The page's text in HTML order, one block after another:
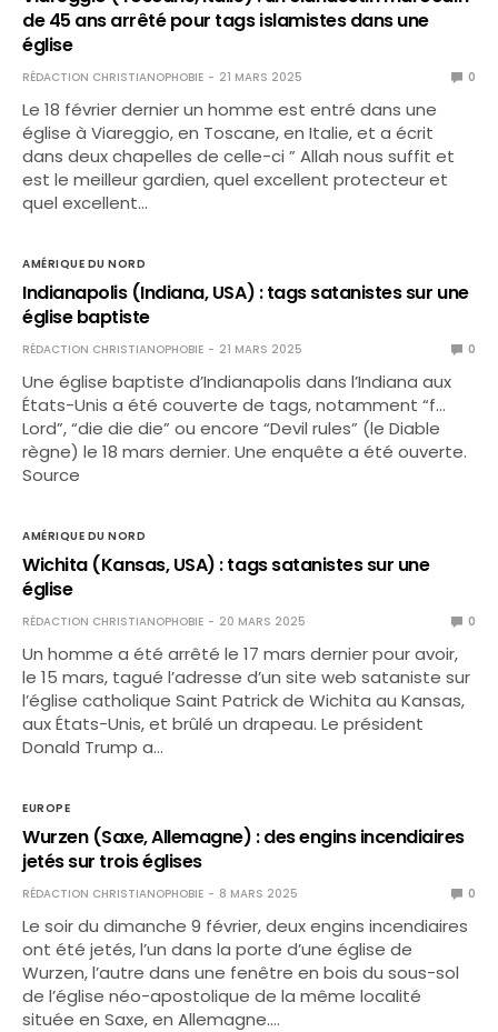
de 45 ans arrêté pour tags islamistes dans une
église
RÉDACTION CHRISTIANOPHOBIE 21 MARS 2025 0
Le 18 février dernier un homme est entré dans une
église à Viareggio, en Toscane, en Italie, et a écrit
dans deux chapelles de celle-ci ” Allah nous suffit et
est le meilleur gardien, quel excellent protecteur et
quel excellent…
AMÉRIQUE DU NORD
Indianapolis (Indiana, USA) : tags satanistes sur une
église baptiste
RÉDACTION CHRISTIANOPHOBIE 21 MARS 2025 0
Une église baptiste d’Indianapolis dans l’Indiana aux
États-Unis a été couverte de tags, notamment “f…
Lord”, “die die die” ou encore “Devil rules” (le Diable
règne) le 18 mars dernier. Une enquête a été ouverte.
Source
AMÉRIQUE DU NORD
Wichita (Kansas, USA) : tags satanistes sur une
église
RÉDACTION CHRISTIANOPHOBIE 20 MARS 2025 0
Un homme a été arrêté le 17 mars dernier pour avoir,
le 15 mars, tagué l’adresse d’un site web sataniste sur
l’église catholique Saint Patrick de Wichita au Kansas,
aux États-Unis, et brûlé un drapeau. Le président
Donald Trump a…
EUROPE
Wurzen (Saxe, Allemagne) : des engins incendiaires
jetés sur trois églises
RÉDACTION CHRISTIANOPHOBIE 8 MARS 2025 0
Le soir du dimanche 9 février, deux engins incendiaires
ont été jetés, l’un dans la porte d’une église de
Wurzen, l’autre dans une fenêtre en bois du sous-sol
de l’église néo-apostolique de la même localité
située en Saxe, en Allemagne.…